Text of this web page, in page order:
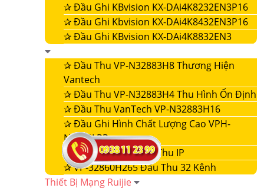
✰Đầu Ghi KBvision KX-DAi4K8232EN3P16
✰Đầu Ghi Kbvision KX-DAi4K8432EN3P16
✰Đầu Ghi KBvision KX-DAi4K8832EN3
✰Đầu Thu VP-N32883H8 Thương Hiện
Vantech
✰Đầu Thu VP-N32883H4 Thu Hình Ổn Định
✰Đầu Thu VanTech VP-N32883H16
✰Đầu Ghi Hình Chất Lượng Cao VPH-
N4432LPR
✰ VP-32860NVR Đầu Thu IP
✰VP-32860H265 Đầu Thu 32 Kênh
Thiết Bị Mạng Ruijie